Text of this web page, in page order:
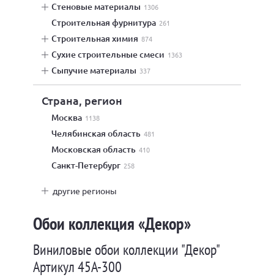
стеновые материалы 1306
строительная фурнитура 261
строительная химия 874
сухие строительные смеси 1363
сыпучие материалы 337
Страна, регион
Москва 1138
Челябинская область 481
Московская область 410
Санкт-Петербург 258
другие регионы
Обои коллекция «Декор»
Виниловые обои коллекции "Декор"
Артикул 45А-300